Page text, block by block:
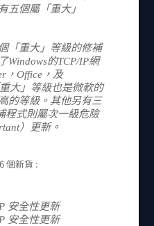
五個屬「重大」
「重大」等級的修補
Windows的TCP/IP網
，Office，及
大」等級也是微軟的
的等級。其他另有三
程式則屬次一級危險
）更新。
個新貨 :
安全性更新
安全性更新